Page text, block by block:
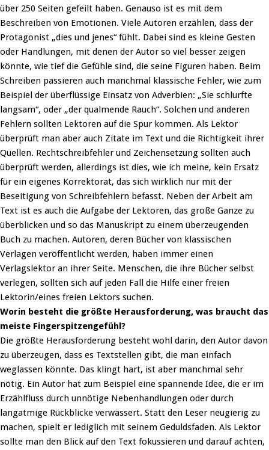
über 250 Seiten gefeilt haben. Genauso ist es mit dem
Beschreiben von Emotionen. Viele Autoren erzählen, dass der
Protagonist „dies und jenes“ fühlt. Dabei sind es kleine Gesten
oder Handlungen, mit denen der Autor so viel besser zeigen
könnte, wie tief die Gefühle sind, die seine Figuren haben. Beim
Schreiben passieren auch manchmal klassische Fehler, wie zum
Beispiel der überflüssige Einsatz von Adverbien: „Sie schlurfte
langsam“, oder „der qualmende Rauch“. Solchen und anderen
Fehlern sollten Lektoren auf die Spur kommen. Als Lektor
überprüft man aber auch Zitate im Text und die Richtigkeit ihrer
Quellen. Rechtschreibfehler und Zeichensetzung sollten auch
überprüft werden, allerdings ist dies, wie ich meine, kein Ersatz
für ein eigenes Korrektorat, das sich wirklich nur mit der
Beseitigung von Schreibfehlern befasst. Neben der Arbeit am
Text ist es auch die Aufgabe der Lektoren, das große Ganze zu
überblicken und so das Manuskript zu einem überzeugenden
Buch zu machen. Autoren, deren Bücher von klassischen
Verlagen veröffentlicht werden, haben immer einen
Verlagslektor an ihrer Seite. Menschen, die ihre Bücher selbst
verlegen, sollten sich auf jeden Fall die Hilfe einer freien
Lektorin/eines freien Lektors suchen.
Worin besteht die größte Herausforderung, was braucht das
meiste Fingerspitzengefühl?
Die größte Herausforderung besteht wohl darin, den Autor davon
zu überzeugen, dass es Textstellen gibt, die man einfach
weglassen könnte. Das klingt hart, ist aber manchmal sehr
nötig. Ein Autor hat zum Beispiel eine spannende Idee, die er im
Erzählfluss durch unnötige Nebenhandlungen oder durch
langatmige Rückblicke verwässert. Statt den Leser neugierig zu
machen, spielt er lediglich mit seinem Geduldsfaden. Als Lektor
sollte man den Blick auf den Text fokussieren und darauf achten,